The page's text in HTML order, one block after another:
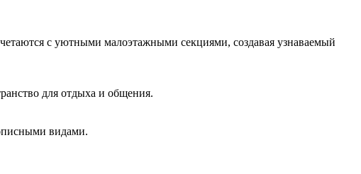
с уютными малоэтажными секциями, создавая узнаваемый
для отдыха и общения.
видами.